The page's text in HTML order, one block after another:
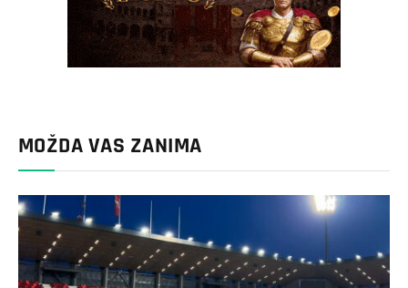
MOŽDA VAS ZANIMA